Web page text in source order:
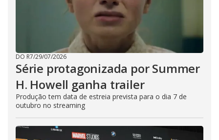
DO R7/29/07/2026
Série protagonizada por Summer
H. Howell ganha trailer
Produção tem data de estreia prevista para o dia 7 de
outubro no streaming